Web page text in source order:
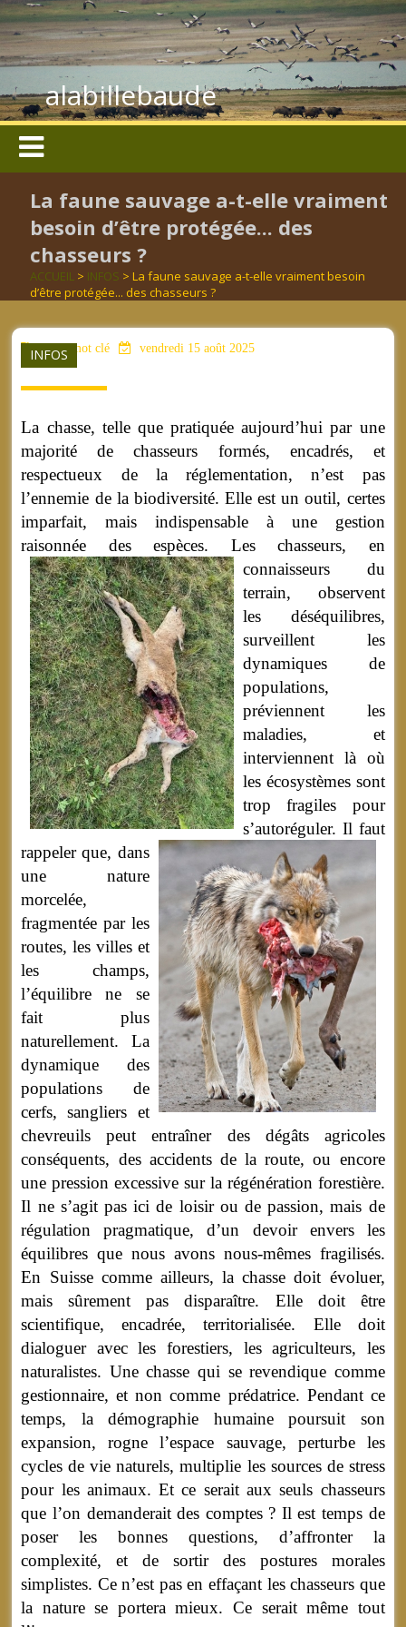
alabillebaude
La faune sauvage a-t-elle vraiment
besoin d’être protégée... des
chasseurs ?
ACCUEIL > INFOS > La faune sauvage a-t-elle vraiment besoin
d’être protégée... des chasseurs ?
INFOS
aucun mot clé vendredi 15 août 2025
La chasse, telle que pratiquée aujourd’hui par une
majorité de chasseurs formés, encadrés, et
respectueux de la réglementation, n’est pas
l’ennemie de la biodiversité. Elle est un outil, certes
imparfait, mais indispensable à une gestion
raisonnée des espèces. Les chasseurs, en
connaisseurs du
terrain, observent
les déséquilibres,
surveillent les
dynamiques de
populations,
préviennent les
maladies, et
interviennent là où
les écosystèmes sont
trop fragiles pour
s’autoréguler. Il faut
rappeler que, dans
une nature
morcelée,
fragmentée par les
routes, les villes et
les champs,
l’équilibre ne se
fait plus
naturellement. La
dynamique des
populations de
cerfs, sangliers et
chevreuils peut entraîner des dégâts agricoles
conséquents, des accidents de la route, ou encore
une pression excessive sur la régénération forestière.
Il ne s’agit pas ici de loisir ou de passion, mais de
régulation pragmatique, d’un devoir envers les
équilibres que nous avons nous-mêmes fragilisés.
En Suisse comme ailleurs, la chasse doit évoluer,
mais sûrement pas disparaître. Elle doit être
scientifique, encadrée, territorialisée. Elle doit
dialoguer avec les forestiers, les agriculteurs, les
naturalistes. Une chasse qui se revendique comme
gestionnaire, et non comme prédatrice. Pendant ce
temps, la démographie humaine poursuit son
expansion, rogne l’espace sauvage, perturbe les
cycles de vie naturels, multiplie les sources de stress
pour les animaux. Et ce serait aux seuls chasseurs
que l’on demanderait des comptes ? Il est temps de
poser les bonnes questions, d’affronter la
complexité, et de sortir des postures morales
simplistes. Ce n’est pas en effaçant les chasseurs que
la nature se portera mieux. Ce serait même tout